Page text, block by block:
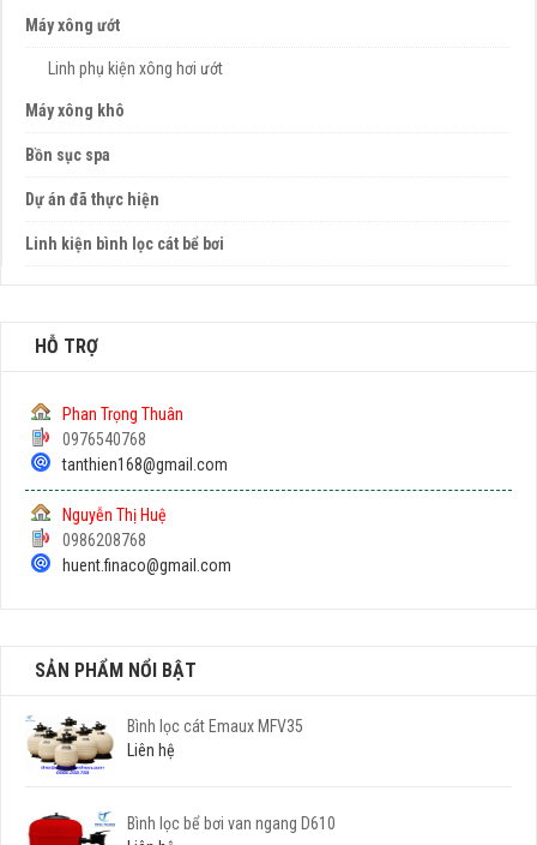
Máy xông ướt
Linh phụ kiện xông hơi ướt
Máy xông khô
Bồn sục spa
Dự án đã thực hiện
Linh kiện bình lọc cát bể bơi
HỖ TRỢ
Phan Trọng Thuân
0976540768
tanthien168@gmail.com
Nguyễn Thị Huệ
0986208768
huent.finaco@gmail.com
SẢN PHẨM NỔI BẬT
Bình lọc cát Emaux MFV35
Liên hệ
Bình lọc bể bơi van ngang D610